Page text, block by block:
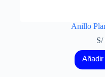
Anillo
S/